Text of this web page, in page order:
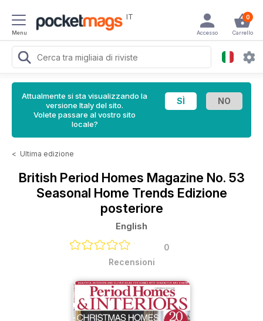
Menu
IT 0
Carrello
Accesso
Attualmente si sta visualizzando la
versione Italy del sito.
Volete passare al vostro sito
locale?
< Ultima edizione
British Period Homes Magazine No. 53
Seasonal Home Trends Edizione
posteriore
English
0
Recensioni